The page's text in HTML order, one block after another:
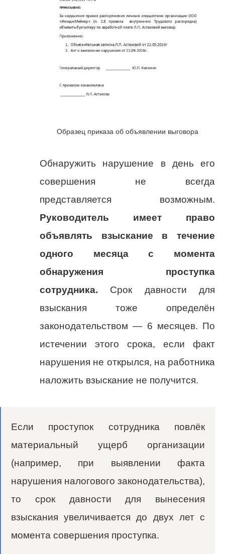
Образец приказа об объявлении выговора
Обнаружить нарушение в день его
совершения не всегда
представляется возможным.
Руководитель имеет право
объявлять взыскание в течение
одного месяца с момента
обнаружения проступка
сотрудника. Срок давности для
взыскания тоже определён
законодательством — 6 месяцев. По
истечении этого срока, если факт
нарушения не открылся, на работника
наложить взыскание не получится.
Если проступок сотрудника повлёк
материальный ущерб организации
(например, при выявлении факта
нарушения налогового законодательства),
то срок давности для вынесения
взыскания увеличивается до двух лет с
момента совершения проступка.